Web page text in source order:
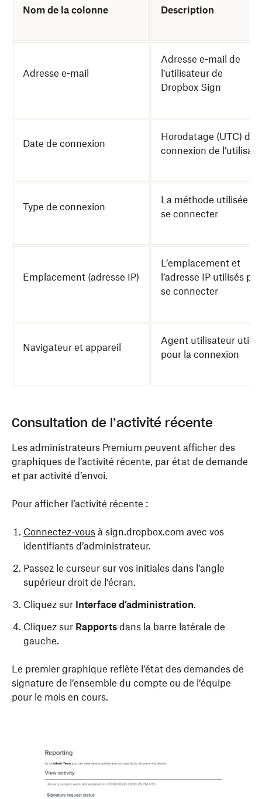
Nom de la colonne Description
Adresse e-mail
Adresse e-mail de
l’utilisateur de
Dropbox Sign
Date de connexion
Horodatage (UTC) de
connexion de
Type de connexion
La méthode utilisée
se connecter
Emplacement (adresse IP)
L’emplacement et
l’adresse IP utilisés
se connecter
Navigateur et appareil
Agent utilisateur
pour la connexion
Consultation de l’activité récente
Les administrateurs Premium peuvent afficher des
graphiques de l’activité récente, par état de demande
et par activité d’envoi.
Pour afficher l’activité récente :
Connectez-vous à sign.dropbox.com avec vos
identifiants d’administrateur.
Passez le curseur sur vos initiales dans l’angle
supérieur droit de l’écran.
Cliquez sur Interface d’administration.
Cliquez sur Rapports dans la barre latérale de
gauche.
Le premier graphique reflète l’état des demandes de
signature de l’ensemble du compte ou de l’équipe
pour le mois en cours.